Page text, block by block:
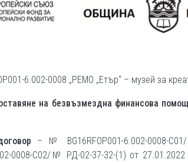
6.002-0008 „РЕМО „Етър“ – музей за
на безвъзмездна финансова помощ
– № BG16RFOP001-6.002-0008-
0008-С02/№ РД-02-37-32-(1) от